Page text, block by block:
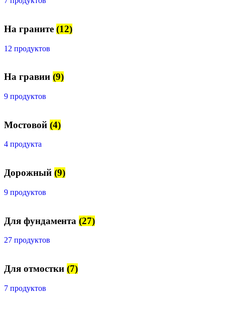
На граните (12)
12 продуктов
На гравии (9)
9 продуктов
Мостовой (4)
4 продукта
Дорожный (9)
9 продуктов
Для фундамента (27)
27 продуктов
Для отмостки (7)
7 продуктов